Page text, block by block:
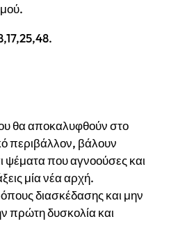
θα αποκαλυφθούν στο
περιβάλλον, βάλουν
ψέματα που αγνοούσες και
μία νέα αρχή.
διασκέδασης και μην
πρώτη δυσκολία και